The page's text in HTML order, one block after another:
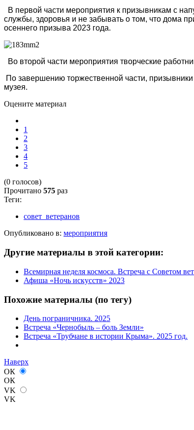
В первой части мероприятия к призывникам с
службы, здоровья и не забывать о том, что дома
осеннего призыва 2023 года.
Во второй части мероприятия творческие
По завершению торжественной части,
музея.
Оцените материал
1
2
3
4
5
(0 голосов)
Прочитано 575 раз
Теги:
совет_ветеранов
Опубликовано в: мероприятия
Другие материалы в этой категории:
Всемирная неделя космоса. Встреча с Советом
Афиша «Ночь искусств» 2023
Похожие материалы (по тегу)
День пограничника. 2025
Встреча «Чернобыль – боль Земли»
Встреча «Трубчане в истории Крыма». 2025 год.
Наверх
ОК
ОК
VK
VK